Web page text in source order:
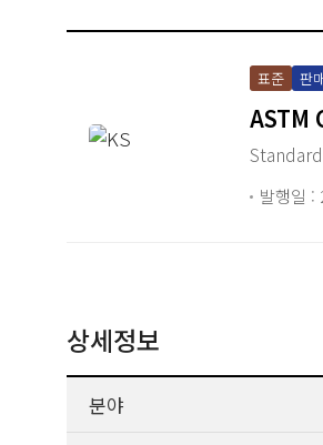
표준 판
ASTM
발행일 :
상세정보
분야